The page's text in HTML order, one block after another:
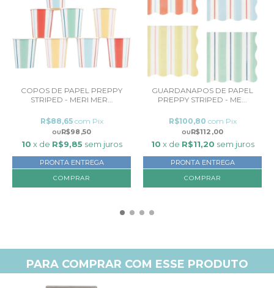
COPOS DE PAPEL PREPPY
STRIPED - MERI MER...
R$98,50
R$88,65 com Pix
10 x de R$9,85 sem juros
PRONTA ENTREGA
GUARDANAPOS DE PAPEL
PREPPY STRIPED - ME...
R$112,00
R$100,80 com Pix
10 x de R$11,20 sem juros
PRONTA ENTREGA
COMPRAR
PARA COMPRAR COM ESSE PRODUTO